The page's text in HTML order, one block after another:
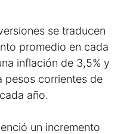
se traducen
promedio en cada
inflación de 3,5% y
pesos corrientes de
año.
un incremento